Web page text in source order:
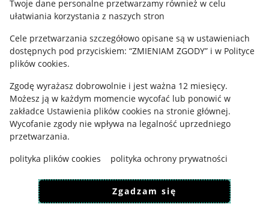
Twoje dane personalne przetwarzamy również w celu
ułatwiania korzystania z naszych stron
Cele przetwarzania szczegółowo opisane są w ustawieniach
dostępnych pod przyciskiem: “ZMIENIAM ZGODY” i w Polityce
plików cookies.
Zgodę wyrażasz dobrowolnie i jest ważna 12 miesięcy.
Możesz ją w każdym momencie wycofać lub ponowić w
zakładce Ustawienia plików cookies na stronie głównej.
Wycofanie zgody nie wpływa na legalność uprzedniego
przetwarzania.
polityka plików cookies
polityka ochrony prywatności
Zgadzam się
Ustawienia plików "cookies"
Udostępnianie lokalizacji
Informacje dla Aktu o Usługach Cyfrowych
Pobierz aplikację